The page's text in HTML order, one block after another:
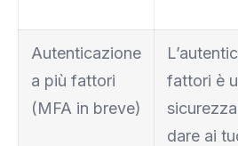
Autenticazione
a più fattori
(MFA in breve)
fattori è
dare ai